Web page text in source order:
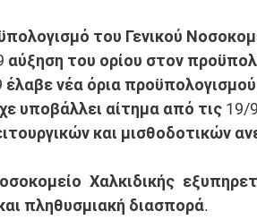
του Γενικού
αύξηση του ορίου στον
έλαβε νέα όρια
υποβάλλει αίτημα από τις
και μισθοδοτικών
Χαλκιδικής
πληθυσμιακή διασπορά.